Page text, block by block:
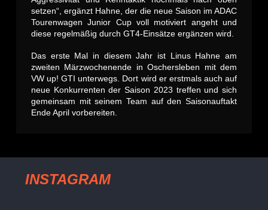
setzen“, ergänzt Hahne, der die neue Saison im ADAC
Tourenwagen Junior Cup voll motiviert angeht und
diese regelmäßig durch GT4-Einsätze ergänzen wird.
Das erste Mal in diesem Jahr ist Linus Hahne am
zweiten Märzwochenende in Oschersleben mit dem
VW up! GTI unterwegs. Dort wird er erstmals auch auf
neue Konkurrenten der Saison 2023 treffen und sich
gemeinsam mit seinem Team auf den Saisonauftakt
Ende April vorbereiten.
INSTAGRAM